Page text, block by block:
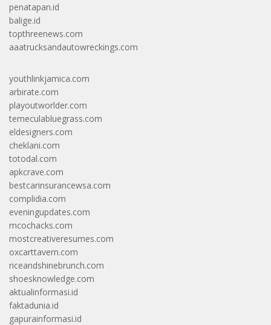
penatapan.id
balige.id
topthreenews.com
aaatrucksandautowreckings.com
youthlinkjamica.com
arbirate.com
playoutworlder.com
temeculabluegrass.com
eldesigners.com
cheklani.com
totodal.com
apkcrave.com
bestcarinsurancewsa.com
complidia.com
eveningupdates.com
mcochacks.com
mostcreativeresumes.com
oxcarttavern.com
riceandshinebrunch.com
shoesknowledge.com
aktualinformasi.id
faktadunia.id
gapurainformasi.id